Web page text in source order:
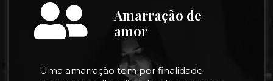
Amarração de
amor
Uma amarração tem por finalidade